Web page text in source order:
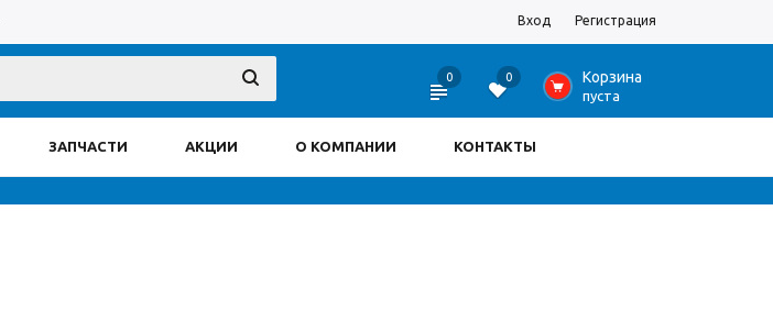
Вход Регистрация
0 0 0 Корзина
пуста
ЗАПЧАСТИ АКЦИИ О КОМПАНИИ КОНТАКТЫ